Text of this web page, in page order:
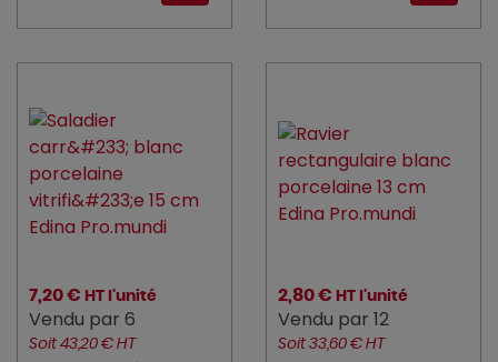
7,20 € HT l'unité
Vendu par 6
Soit 43,20 € HT
2,80 € HT l'unité
Vendu par 12
Soit 33,60 € HT